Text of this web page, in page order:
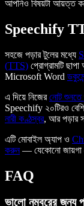
আপনিও বিষয়টা আয়ত্ত
Speechify
সহজে পড়ার টুলের মধ্যে
(TTS) প্রোগ্রামটি
Microsoft Word
এ দিয়ে নিজেরনোট শুনতে
Speechify ২০টিরও
নারী কণ্ঠস্বর, আর পড়ার
এটি মোবাইল অ্যাপ ও
করুন— যেকোনো জায়গা
FAQ
ভালো নম্বরের জন্য